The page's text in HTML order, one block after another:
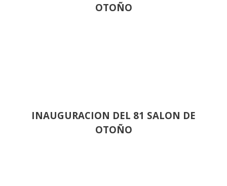
OTOÑO
INAUGURACION DEL 81 SALON DE
OTOÑO